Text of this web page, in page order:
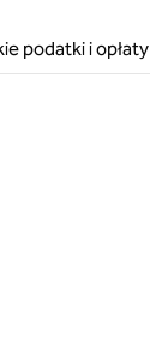
podatki i opłaty